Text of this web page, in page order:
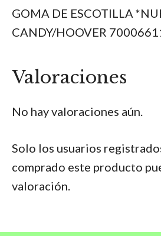
GOMA DE ESCOTILLA
CANDY/HOOVER
Valoraciones
No hay valoraciones aún.
Solo los usuarios
comprado este producto
valoración.